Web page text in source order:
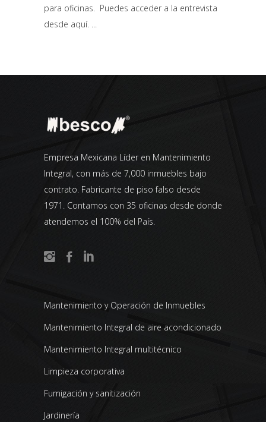
para oficinas. Puedes acceder a la entrevista
desde aquí.
Empresa Mexicana Líder en Mantenimiento
Integral, con más de 7,000 inmuebles bajo
contrato. Fabricante de piso falso desde
1971. Contamos con 35 oficinas desde donde
atendemos el 100% del País.
Mantenimiento y Operación de Inmuebles
Mantenimiento Integral de aire acondicionado
Mantenimiento Integral multitécnico
Limpieza corporativa
Fumigación y sanitización
Jardinería